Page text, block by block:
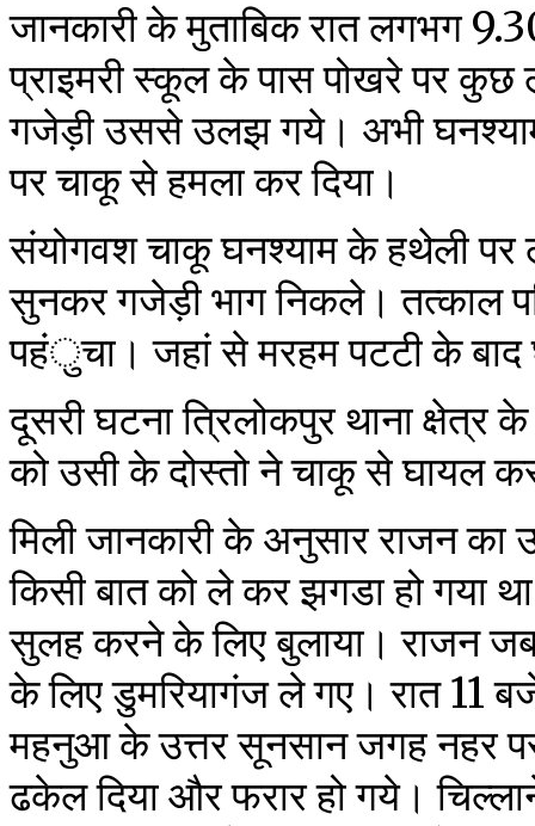
जानकारी के मुताबिक रात लगभग
प्राइमरी स्कूल के पास पोखरे पर कुछ
गजेड़ी उससे उलझ गये। अभी
पर चाकू से हमला कर दिया।
संयोगवश चाकू घनश्याम के हथेली
सुनकर गजेड़ी भाग निकले। तत्काल
पहंुचा। जहां से मरहम पटटी के बाद
दूसरी घटना त्रिलोकपुर थाना क्षेत्र
को उसी के दोस्तो ने चाकू से घायल
मिली जानकारी के अनुसार राजन
किसी बात को ले कर झगडा हो गया
सुलह करने के लिए बुलाया। राजन
के लिए डुमरियागंज ले गए। रात
महनुआ के उत्तर सूनसान जगह नहर
ढकेल दिया और फरार हो गये।